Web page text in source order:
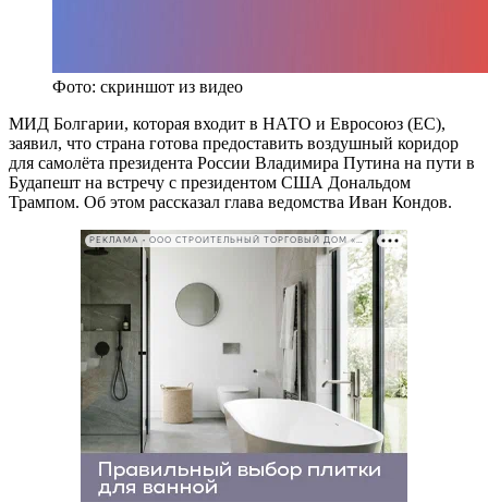
Фото: скриншот из видео
МИД Болгарии, которая входит в НАТО и Евросоюз (ЕС),
заявил, что страна готова предоставить воздушный коридор
для самолёта президента России Владимира Путина на пути в
Будапешт на встречу с президентом США Дональдом
Трампом. Об этом рассказал глава ведомства Иван Кондов.
РЕКЛАМА • ООО СТРОИТЕЛЬНЫЙ ТОРГОВЫЙ ДОМ «ПЕТРОВИЧ». ИНН: 7802348846